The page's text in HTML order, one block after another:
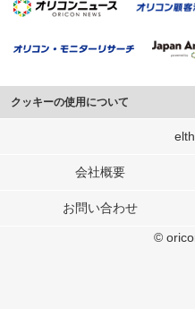
クッキーの使用について
このサイトでは Cookie を使用して
行っています。
メディアや広告配信、データ解析の
会社概要
お問い合わせ
©